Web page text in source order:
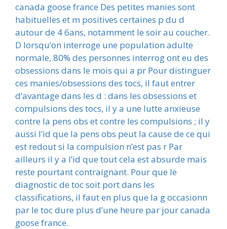
canada goose france Des petites manies sont
habituelles et m positives certaines p du d
autour de 4 6ans, notamment le soir au coucher.
D lorsqu’on interroge une population adulte
normale, 80% des personnes interrog ont eu des
obsessions dans le mois qui a pr Pour distinguer
ces manies/obsessions des tocs, il faut entrer
d’avantage dans les d : dans les obsessions et
compulsions des tocs, il y a une lutte anxieuse
contre la pens obs et contre les compulsions ; il y
aussi l’id que la pens obs peut la cause de ce qui
est redout si la compulsion n’est pas r Par
ailleurs il y a l’id que tout cela est absurde mais
reste pourtant contraignant. Pour que le
diagnostic de toc soit port dans les
classifications, il faut en plus que la g occasionn
par le toc dure plus d’une heure par jour canada
goose france.